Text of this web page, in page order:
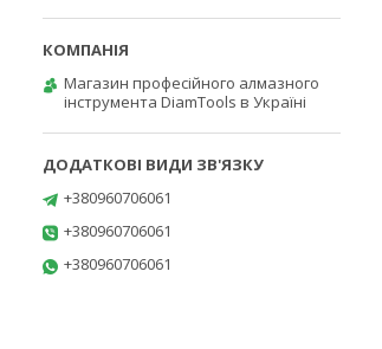
Магазин професійного алмазного
інструмента DiamTools в Україні
+380960706061
+380960706061
+380960706061